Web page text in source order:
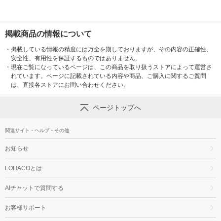
掲載商品の情報について
・ 掲載している情報の精度には万全を期しておりますが、その内容の正確性、
安全性、有用性を保証するものではありません。
・ 現在ご覧になっているページは、この商品を取り扱うストアによって運営さ
れています。ページに記載されている内容や商品、ご購入に関するご質問
は、直接各ストアにお問い合わせください。
ページトップへ
関連サイト・ヘルプ・その他
お知らせ
LOHACOとは
AIチャットで質問する
お客様サポート